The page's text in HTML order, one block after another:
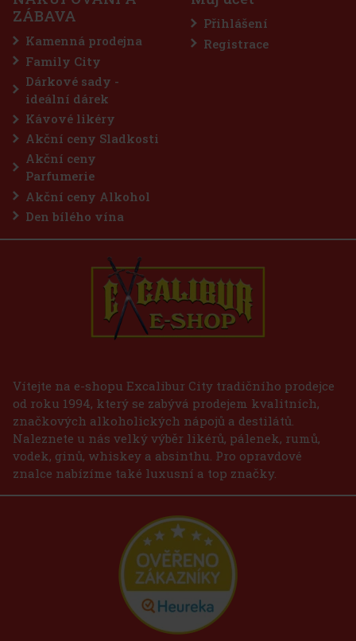
ZÁBAVA
Kamenná prodejna
Family City
Dárkové sady -
ideální dárek
Kávové likéry
Akční ceny Sladkosti
Akční ceny
Parfumerie
Akční ceny Alkohol
Den bílého vína
Přihlášení
Registrace
Vítejte na e-shopu Excalibur City tradičního prodejce
od roku 1994, který se zabývá prodejem kvalitních,
značkových alkoholických nápojů a destilátů.
Naleznete u nás velký výběr likérů, pálenek, rumů,
vodek, ginů, whiskey a absinthu. Pro opravdové
znalce nabízíme také luxusní a top značky.